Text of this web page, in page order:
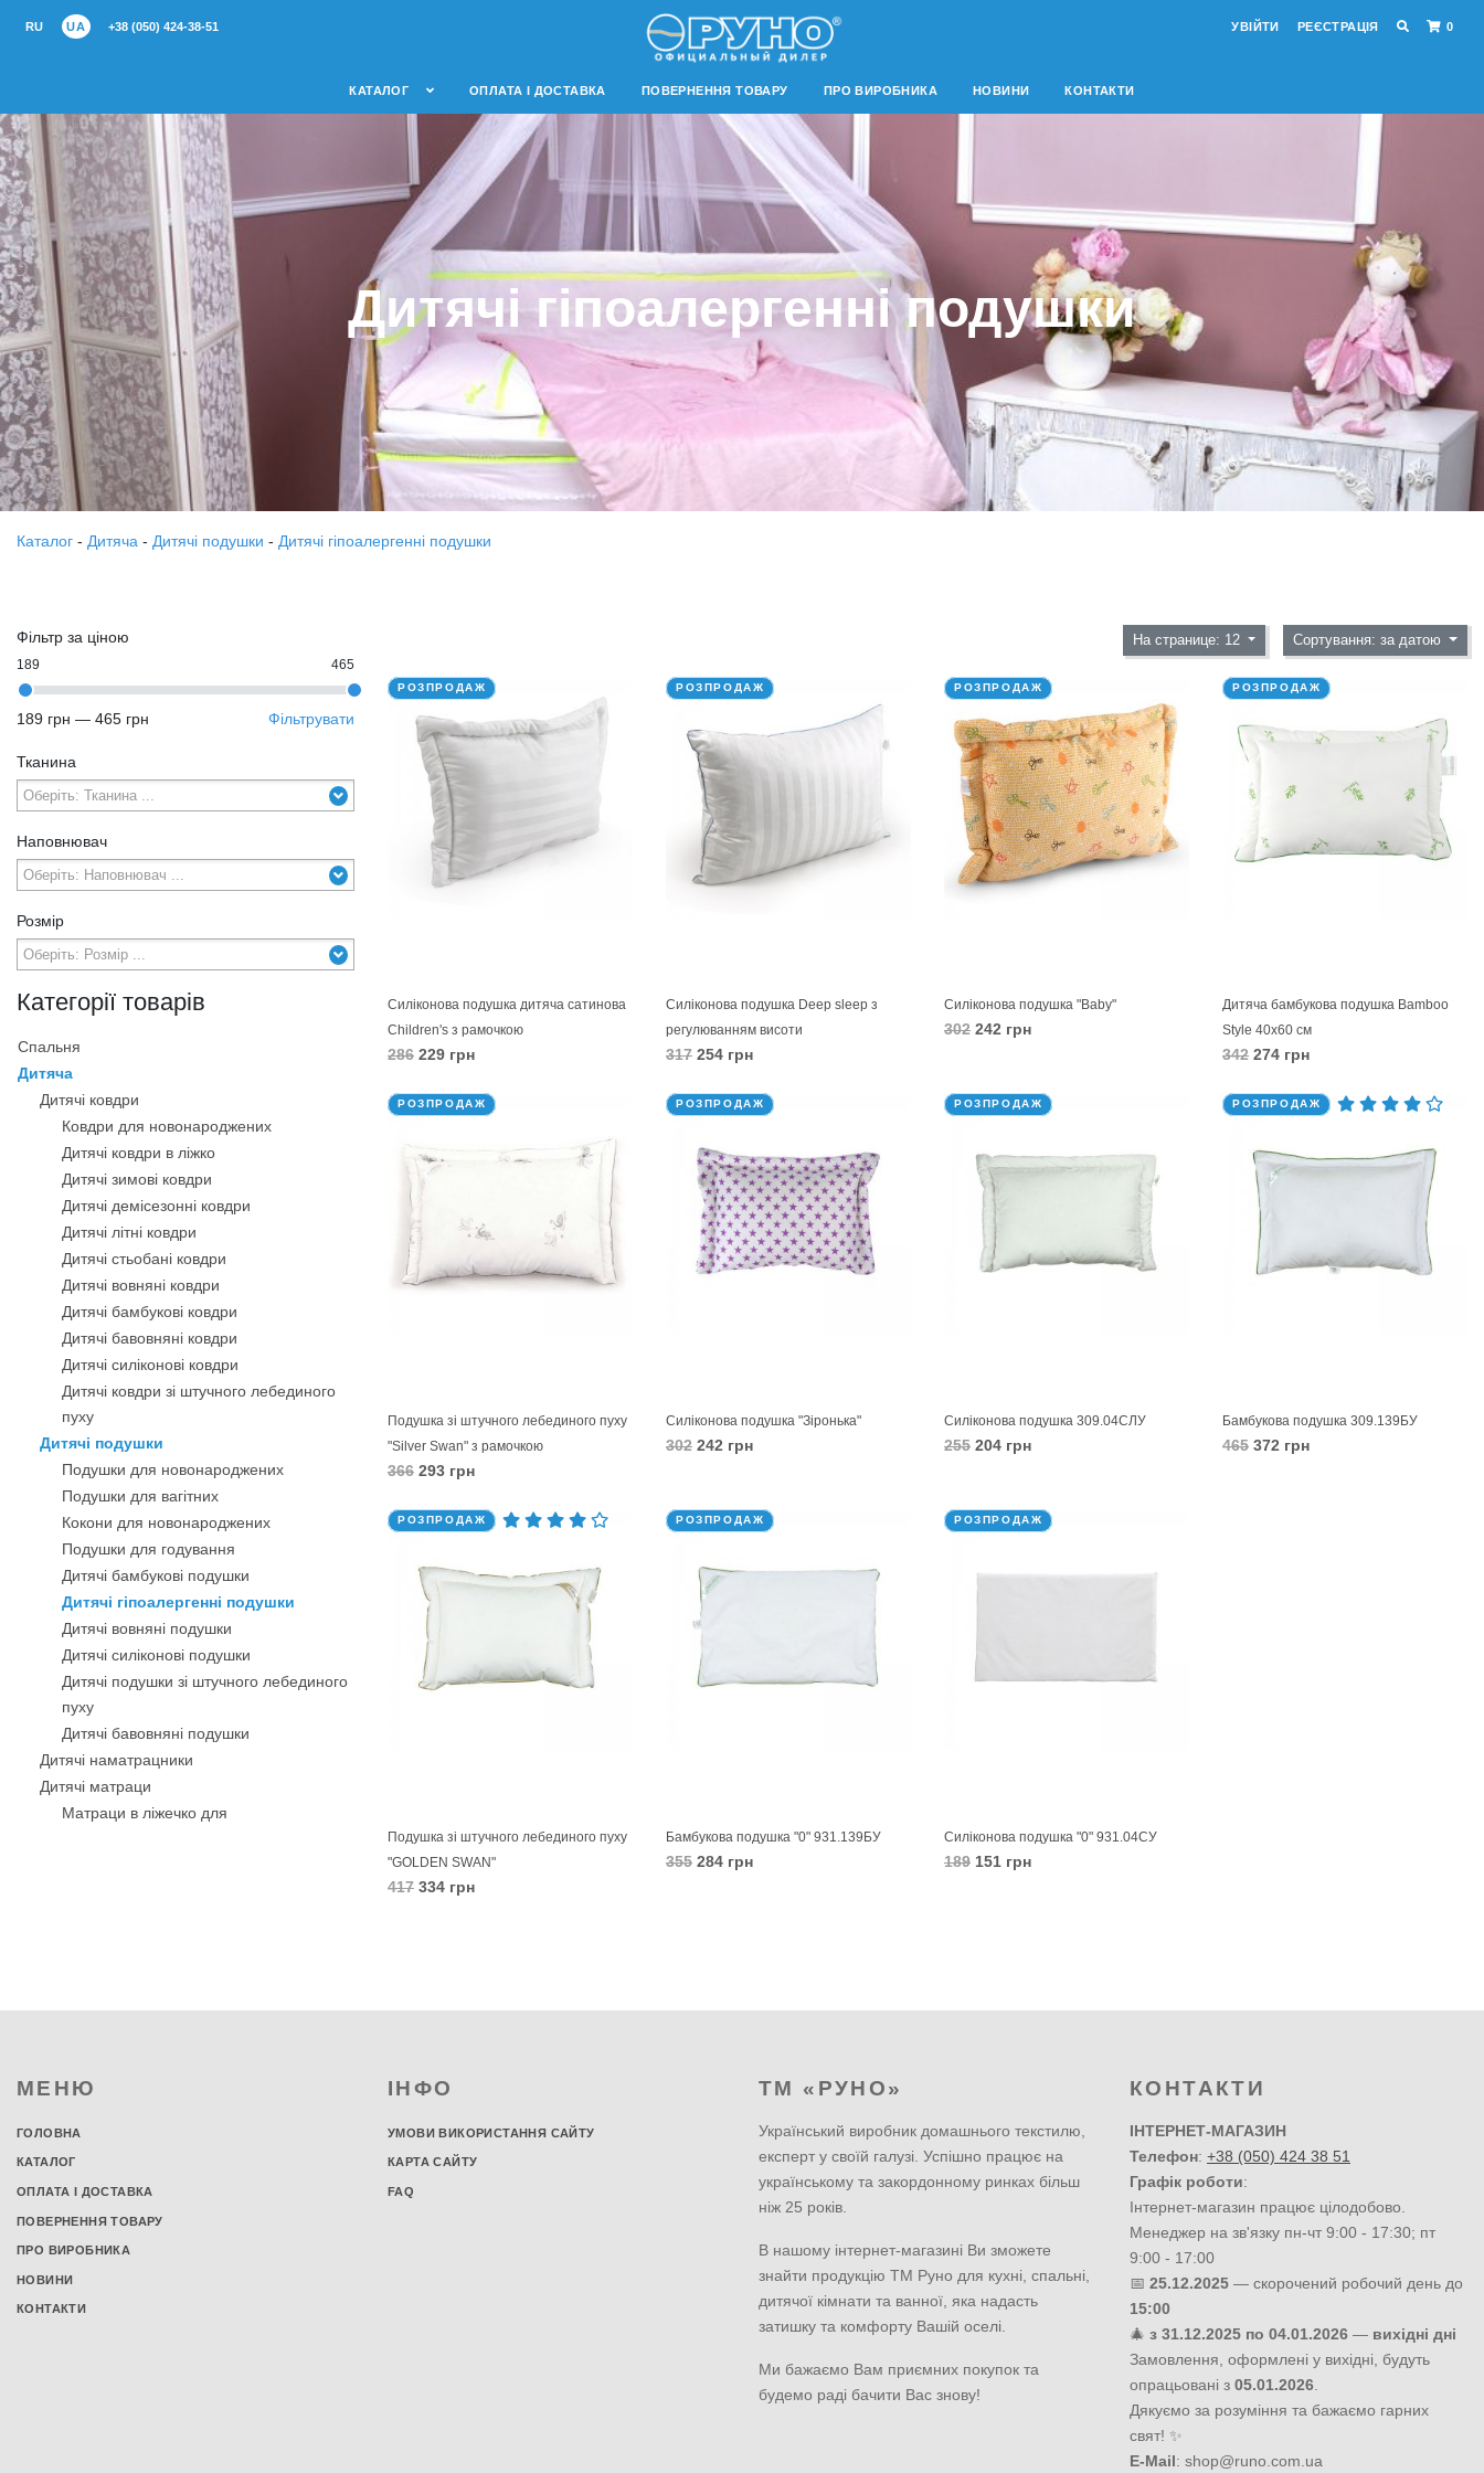
RU UA +38 (050) 424-38-51 УВІЙТИ РЕЄСТРАЦІЯ 0
КАТАЛОГ ОПЛАТА І ДОСТАВКА ПОВЕРНЕННЯ ТОВАРУ ПРО ВИРОБНИКА НОВИНИ КОНТАКТИ
Дитячі гіпоалергенні подушки
Каталог - Дитяча - Дитячі подушки - Дитячі гіпоалергенні подушки
Фільтр за ціною
189 465
189 грн — 465 грн Фільтрувати
Тканина
Наповнювач
Розмір
Категорії товарів
Спальня
Дитяча
Дитячі ковдри
Ковдри для новонароджених
Дитячі ковдри в ліжко
Дитячі зимові ковдри
Дитячі демісезонні ковдри
Дитячі літні ковдри
Дитячі стьобані ковдри
Дитячі вовняні ковдри
Дитячі бамбукові ковдри
Дитячі бавовняні ковдри
Дитячі силіконові ковдри
Дитячі ковдри зі штучного лебединого
пуху
Дитячі подушки
Подушки для новонароджених
Подушки для вагітних
Кокони для новонароджених
Подушки для годування
Дитячі бамбукові подушки
Дитячі гіпоалергенні подушки
Дитячі вовняні подушки
Дитячі силіконові подушки
Дитячі подушки зі штучного лебединого
пуху
Дитячі бавовняні подушки
Дитячі наматрацники
Дитячі матраци
Матраци в ліжечко для
Комплекти в дитяче ліжко
Дитячі пелюшки
Трикотажні пелюшки
Дитячі пледи
На странице: 12 Сортування: за датою
РОЗПРОДАЖ
Силіконова подушка дитяча сатинова
Children's з рамочкою
286 229 грн
РОЗПРОДАЖ
Силіконова подушка Deep sleep з
регулюванням висоти
317 254 грн
РОЗПРОДАЖ
Силіконова подушка "Baby"
302 242 грн
РОЗПРОДАЖ
Дитяча бамбукова подушка Bamboo
Style 40х60 см
342 274 грн
РОЗПРОДАЖ
Подушка зі штучного лебединого пуху
"Silver Swan" з рамочкою
366 293 грн
РОЗПРОДАЖ
Силіконова подушка "Зіронька"
302 242 грн
РОЗПРОДАЖ
Силіконова подушка 309.04СЛУ
255 204 грн
РОЗПРОДАЖ
Бамбукова подушка 309.139БУ
465 372 грн
РОЗПРОДАЖ
Подушка зі штучного лебединого пуху
"GOLDEN SWAN"
417 334 грн
РОЗПРОДАЖ
Бамбукова подушка "0" 931.139БУ
355 284 грн
РОЗПРОДАЖ
Силіконова подушка "0" 931.04СУ
189 151 грн
МЕНЮ
ГОЛОВНА
КАТАЛОГ
ОПЛАТА І ДОСТАВКА
ПОВЕРНЕННЯ ТОВАРУ
ПРО ВИРОБНИКА
НОВИНИ
КОНТАКТИ
ІНФО
УМОВИ ВИКОРИСТАННЯ САЙТУ
КАРТА САЙТУ
FAQ
ТМ «РУНО»
Український виробник домашнього текстилю,
експерт у своїй галузі. Успішно працює на
українському та закордонному ринках більш
ніж 25 років.
В нашому інтернет-магазині Ви зможете
знайти продукцію ТМ Руно для кухні, спальні,
дитячої кімнати та ванної, яка надасть
затишку та комфорту Вашій оселі.
Ми бажаємо Вам приємних покупок та
будемо раді бачити Вас знову!
КОНТАКТИ
ІНТЕРНЕТ-МАГАЗИН
Телефон: +38 (050) 424 38 51
Графік роботи:
Інтернет-магазин працює цілодобово.
Менеджер на зв'язку пн-чт 9:00 - 17:30; пт
9:00 - 17:00
📅 25.12.2025 — скорочений робочий день до
15:00
🎄 з 31.12.2025 по 04.01.2026 — вихідні дні
Замовлення, оформлені у вихідні, будуть
опрацьовані з 05.01.2026
Дякуємо за розуміння та бажаємо гарних
свят! ✨
E-Mail: shop@runo.com.ua